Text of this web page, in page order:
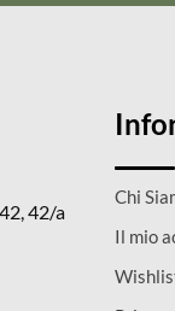
42/a
Chi
Il mio